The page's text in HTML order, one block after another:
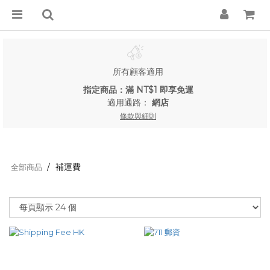
所有顧客適用
指定商品：滿 NT$1 即享免運
適用通路： 網店
條款與細則
全部商品 補運費